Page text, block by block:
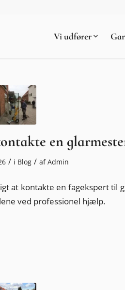
Vi udfører
en
/ i Blog / afAdmin
at kontakte en fagekspert til
ved professionel hjælp.